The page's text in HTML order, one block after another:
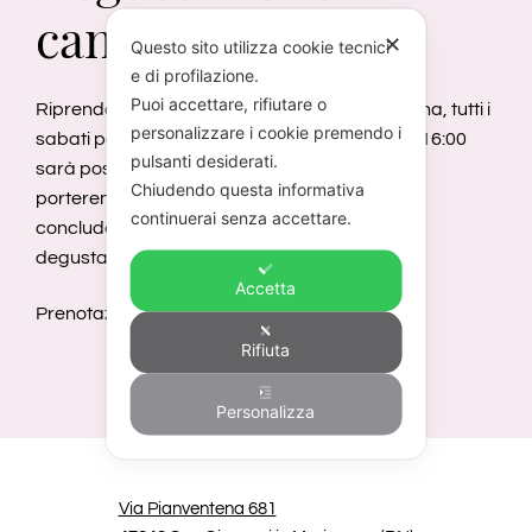
cantina
Riprendono le visite con degustazione in cantina, tutti i
sabati pomeriggio previa prenotazione. Dalle 16:00
sarà possible venirci a trovare e conoscere, ti
porteremo a scoprire il vigneto e la cantina,
concludendo con l’assaggio nella saletta
degustazione.
Prenotazione obbligatoria al+39 3714595221
Via Pianventena 681
✕
Questo sito utilizza cookie tecnici
e di profilazione.
Puoi accettare, rifiutare o
personalizzare i cookie premendo i
pulsanti desiderati.
Chiudendo questa informativa
continuerai senza accettare.
Accetta
Rifiuta
Personalizza